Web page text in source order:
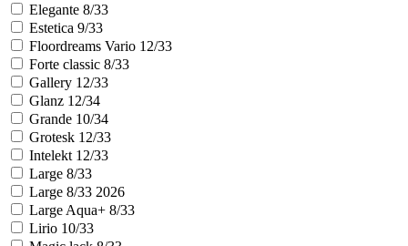
Elegante 8/33
Estetica 9/33
Floordreams Vario 12/33
Forte classic 8/33
Gallery 12/33
Glanz 12/34
Grande 10/34
Grotesk 12/33
Intelekt 12/33
Large 8/33
Large 8/33 2026
Large Aqua+ 8/33
Lirio 10/33